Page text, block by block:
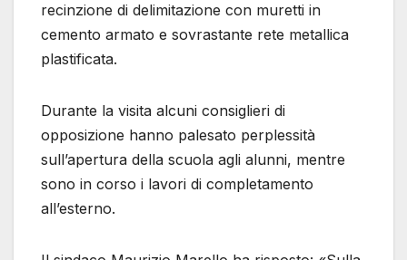
recinzione di delimitazione con muretti in
cemento armato e sovrastante rete metallica
plastificata.
Durante la visita alcuni consiglieri di
opposizione hanno palesato perplessità
sull’apertura della scuola agli alunni, mentre
sono in corso i lavori di completamento
all’esterno.